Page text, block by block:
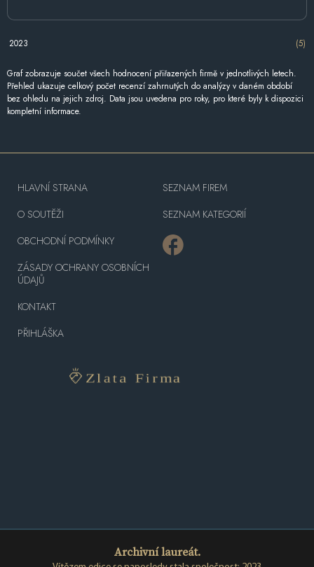
2023 (5)
Graf zobrazuje součet všech hodnocení přiřazených firmě v jednotlivých letech.
Přehled ukazuje celkový počet recenzí zahrnutých do analýzy v daném období
bez ohledu na jejich zdroj. Data jsou uvedena pro roky, pro které byly k dispozici
kompletní informace.
Archivní laureát.
HLAVNÍ STRANA
O SOUTĚŽI
OBCHODNÍ PODMÍNKY
ZÁSADY OCHRANY OSOBNÍCH
ÚDAJŮ
KONTAKT
PŘIHLÁŠKA
SEZNAM FIREM
SEZNAM KATEGORIÍ